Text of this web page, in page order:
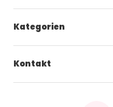
Kategorien
Kontakt